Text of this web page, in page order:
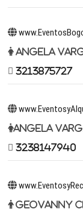
Angela
3213875727
Angela
3238147940
Geovanny